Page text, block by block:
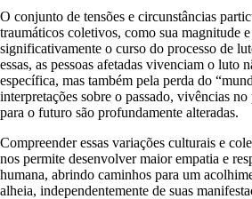
O conjunto de tensões e circunstâncias
traumáticos coletivos, como sua magnitude
significativamente o curso do processo de
essas, as pessoas afetadas vivenciam o luto
específica, mas também pela perda do
interpretações sobre o passado, vivências no
para o futuro são profundamente alteradas.
Compreender essas variações culturais e
nos permite desenvolver maior empatia e
humana, abrindo caminhos para um
alheia, independentemente de suas